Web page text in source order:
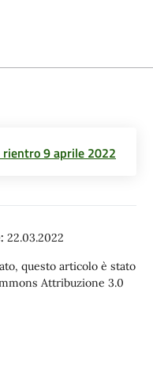
rientro 9 aprile 2022
22.03.2022
questo articolo è stato
Attribuzione 3.0